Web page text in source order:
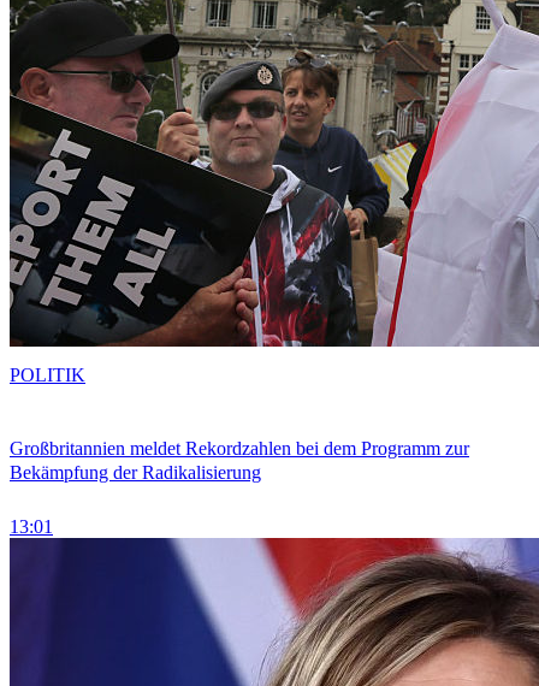
Großbritannien meldet Rekordzahlen bei dem Programm zur
Bekämpfung der Radikalisierung
13:01
POLITIK